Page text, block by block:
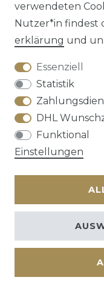
verwendeten
Nutzer*in findest
erklärung und
Essenziell
Statistik
DHL
Funktional
Einstellungen